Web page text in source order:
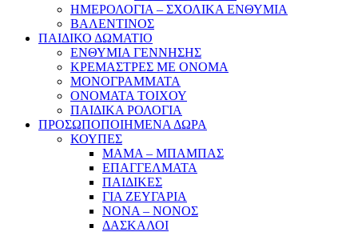
ΗΜΕΡΟΛΟΓΙΑ – ΣΧΟΛΙΚΑ ΕΝΘΥΜΙΑ
ΒΑΛΕΝΤΙΝΟΣ
ΠΑΙΔΙΚΟ ΔΩΜΑΤΙΟ
ΕΝΘΥΜΙΑ ΓΕΝΝΗΣΗΣ
ΚΡΕΜΑΣΤΡΕΣ ΜΕ ΟΝΟΜΑ
ΜΟΝΟΓΡΑΜΜΑΤΑ
ΟΝΟΜΑΤΑ ΤΟΙΧΟΥ
ΠΑΙΔΙΚΑ ΡΟΛΟΓΙΑ
ΠΡΟΣΩΠΟΠΟΙΗΜΕΝΑ ΔΩΡΑ
ΚΟΥΠΕΣ
ΜΑΜΑ – ΜΠΑΜΠΑΣ
ΕΠΑΓΓΕΛΜΑΤΑ
ΠΑΙΔΙΚΕΣ
ΓΙΑ ΖΕΥΓΑΡΙΑ
ΝΟΝΑ – ΝΟΝΟΣ
ΔΑΣΚΑΛΟΙ